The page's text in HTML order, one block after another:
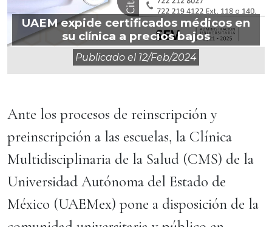
UAEM expide certificados médicos en
su clínica a precios bajos
Publicado el 12/feb/2024
Ante los procesos de reinscripción y
preinscripción a las escuelas, la Clínica
Multidisciplinaria de la Salud (CMS) de la
Universidad Autónoma del Estado de
México (UAEMex) pone a disposición de la